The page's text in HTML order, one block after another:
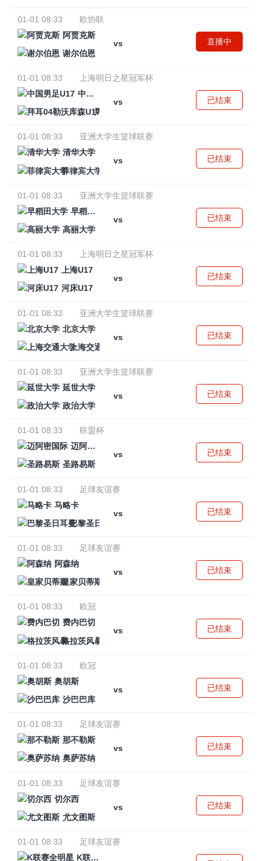
01-01 08:33
欧协联
阿贾克斯
vs
谢尔伯恩
直播中
01-01 08:33
上海明日之星冠军杯
中国男足U17
vs
拜耳04勒沃库森U17
已结束
01-01 08:33
亚洲大学生篮球联赛
清华大学
vs
菲律宾大学
已结束
01-01 08:33
亚洲大学生篮球联赛
早稻田大学
vs
高丽大学
已结束
01-01 08:33
上海明日之星冠军杯
上海U17
vs
河床U17
已结束
01-01 08:33
亚洲大学生篮球联赛
北京大学
vs
上海交通大学
已结束
01-01 08:33
亚洲大学生篮球联赛
延世大学
vs
政治大学
已结束
01-01 08:33
联盟杯
迈阿密国际
vs
圣路易斯
已结束
01-01 08:33
足球友谊赛
马略卡
vs
巴黎圣日耳曼
已结束
01-01 08:33
足球友谊赛
阿森纳
vs
皇家贝蒂斯
已结束
01-01 08:33
欧冠
费内巴切
vs
格拉茨风暴
已结束
01-01 08:33
欧冠
奥胡斯
vs
沙巴巴库
已结束
01-01 08:33
足球友谊赛
那不勒斯
vs
奥萨苏纳
已结束
01-01 08:33
足球友谊赛
切尔西
vs
尤文图斯
已结束
01-01 08:33
足球友谊赛
K联赛全明星